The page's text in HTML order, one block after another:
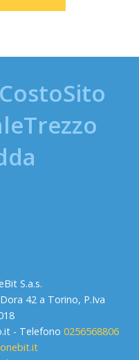
CostoSito
S.a.s.
42 a Torino, P.Iva
- Telefono 0256568806